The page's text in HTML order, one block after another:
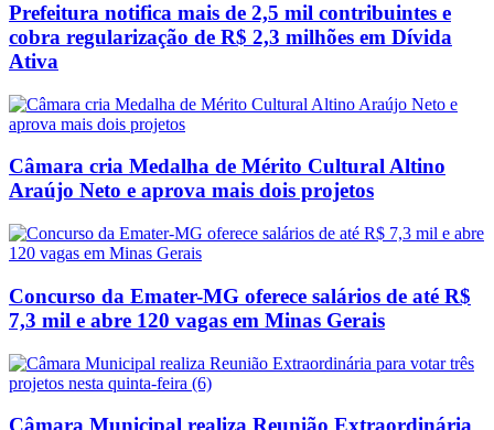
Prefeitura notifica mais de 2,5 mil contribuintes e
cobra regularização de R$ 2,3 milhões em Dívida
Ativa
Câmara cria Medalha de Mérito Cultural Altino
Araújo Neto e aprova mais dois projetos
Concurso da Emater-MG oferece salários de até R$
7,3 mil e abre 120 vagas em Minas Gerais